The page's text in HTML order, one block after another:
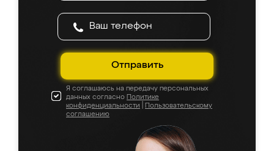
Отправить
Я соглашаюсь на передачу персональных
данных согласно Политике
конфиденциальности
Пользовательскому
соглашению